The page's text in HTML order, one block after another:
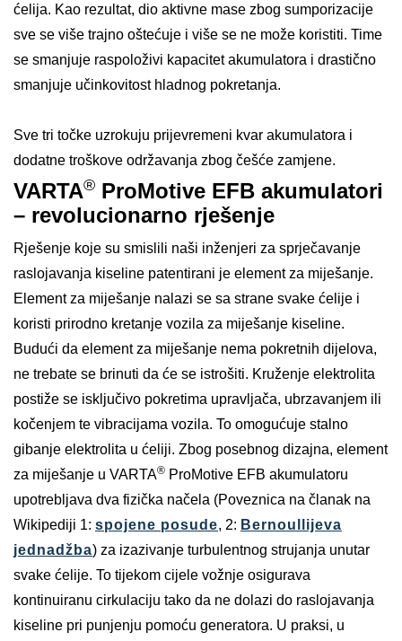
ćelija. Kao rezultat, dio aktivne mase zbog sumporizacije
sve se više trajno oštećuje i više se ne može koristiti. Time
se smanjuje raspoloživi kapacitet akumulatora i drastično
smanjuje učinkovitost hladnog pokretanja.
Sve tri točke uzrokuju prijevremeni kvar akumulatora i
dodatne troškove održavanja zbog češće zamjene.
VARTA® ProMotive EFB akumulatori
– revolucionarno rješenje
Rješenje koje su smislili naši inženjeri za sprječavanje
raslojavanja kiseline patentirani je element za miješanje.
Element za miješanje nalazi se sa strane svake ćelije i
koristi prirodno kretanje vozila za miješanje kiseline.
Budući da element za miješanje nema pokretnih dijelova,
ne trebate se brinuti da će se istrošiti. Kruženje elektrolita
postiže se isključivo pokretima upravljača, ubrzavanjem ili
kočenjem te vibracijama vozila. To omogućuje stalno
gibanje elektrolita u ćeliji. Zbog posebnog dizajna, element
za miješanje u VARTA® ProMotive EFB akumulatoru
upotrebljava dva fizička načela (Poveznica na članak na
Wikipediji 1: spojene posude, 2: Bernoullijeva
jednadžba) za izazivanje turbulentnog strujanja unutar
svake ćelije. To tijekom cijele vožnje osigurava
kontinuiranu cirkulaciju tako da ne dolazi do raslojavanja
kiseline pri punjenju pomoću generatora. U praksi, u